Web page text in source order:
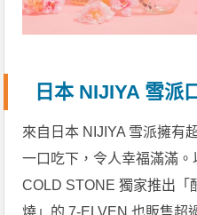
日本 NIJIYA 雪派
來自日本 NIJIYA 雪派擁有
一口吃下，令人幸福滿滿
COLD STONE 獨家推出「